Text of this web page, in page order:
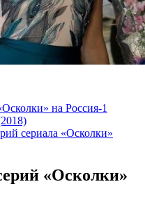
на Россия-1
сериала «Осколки»
«Осколки»